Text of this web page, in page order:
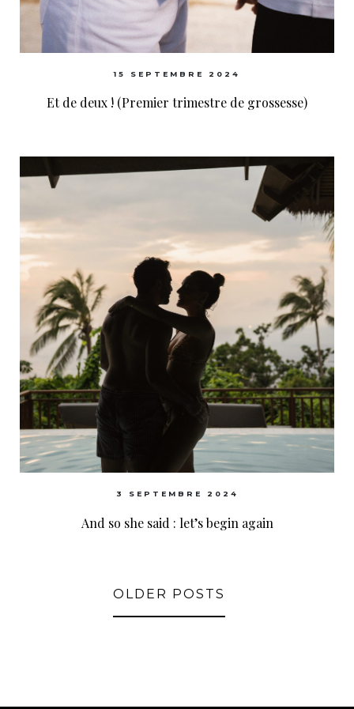
15 SEPTEMBRE 2024
Et de deux ! (Premier trimestre de grossesse)
3 SEPTEMBRE 2024
And so she said : let’s begin again
OLDER POSTS